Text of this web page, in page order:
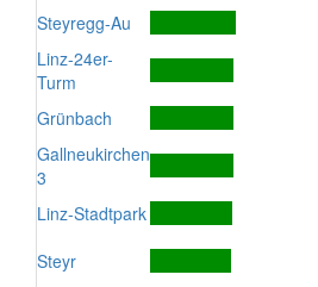
Steyregg-Au
Linz-24er-
Turm
Grünbach
Gallneukirchen
3
Linz-Stadtpark
Steyr